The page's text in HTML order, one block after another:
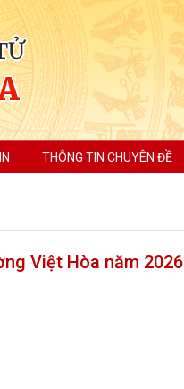
THÔNG TIN CHUYÊN ĐỀ
Việt Hòa năm 2026